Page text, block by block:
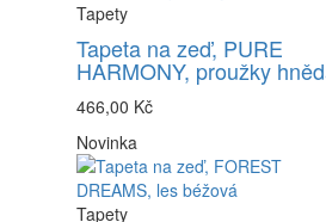
Tapety
Tapeta na zeď, PURE
HARMONY, proužky
466,00 Kč
Novinka
Tapety